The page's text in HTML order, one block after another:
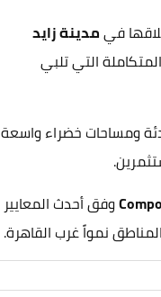
فيمدينة زايد
التي تلبي
ومساحات خضراء واسعة
وفق أحدث المعايير
نمواً غرب القاهرة.